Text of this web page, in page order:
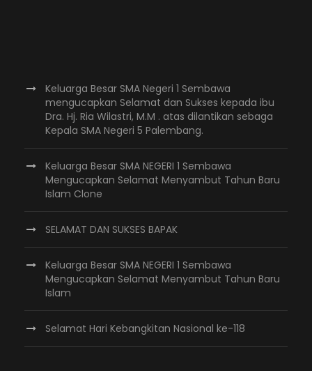
Keluarga Besar SMA Negeri 1 Sembawa
mengucapkan Selamat dan Sukses kepada ibu
Dra. Hj. Ria Wilastri, M.M . atas dilantikan sebaga
Kepala SMA Negeri 5 Palembang.
Keluarga Besar SMA NEGERI 1 Sembawa
Mengucapkan Selamat Menyambut Tahun Baru
Islam Clone
SELAMAT DAN SUKSES BAPAK
Keluarga Besar SMA NEGERI 1 Sembawa
Mengucapkan Selamat Menyambut Tahun Baru
Islam
Selamat Hari Kebangkitan Nasional ke-118